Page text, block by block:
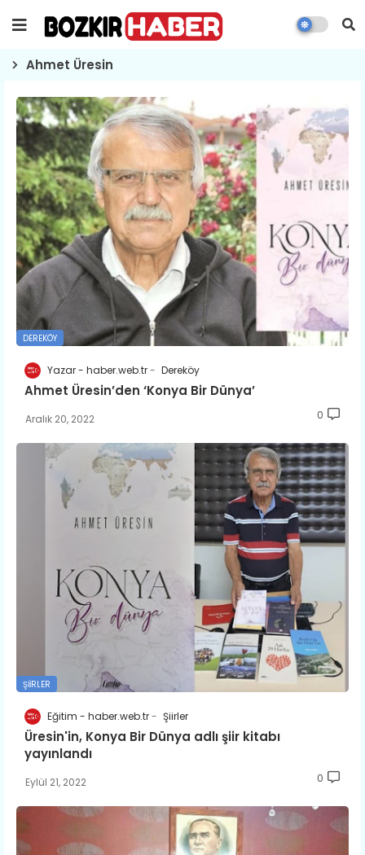
Ahmet Üresin
DEREKÖY
Yazar - haber.web.tr Dereköy
​Ahmet Üresin’den ‘Konya Bir Dünya’
Aralık 20, 2022 0
ŞIIRLER
Eğitim - haber.web.tr Şiirler
Üresin'in, Konya Bir Dünya adlı şiir kitabı
yayınlandı
Eylül 21, 2022 0